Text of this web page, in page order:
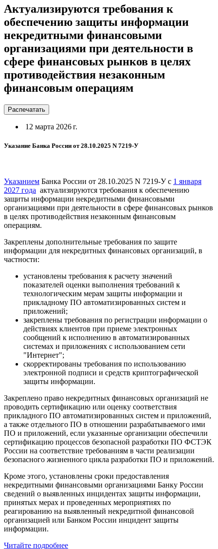
Актуализируются требования к
обеспечению защиты информации
некредитными финансовыми
организациями при деятельности в
сфере финансовых рынков в целях
противодействия незаконным
финансовым операциям
Распечатать
12 марта 2026 г.
Указание Банка России от 28.10.2025 N 7219-У
Указанием Банка России от 28.10.2025 N 7219-У с 1 января
2027 года актуализируются требования к обеспечению
защиты информации некредитными финансовыми
организациями при деятельности в сфере финансовых рынков
в целях противодействия незаконным финансовым
операциям.
Закреплены дополнительные требования по защите
информации для некредитных финансовых организаций, в
частности:
установлены требования к расчету значений
показателей оценки выполнения требований к
технологическим мерам защиты информации и
прикладному ПО автоматизированных систем и
приложений;
закреплены требования по регистрации информации о
действиях клиентов при приеме электронных
сообщений к исполнению в автоматизированных
системах и приложениях с использованием сети
"Интернет";
скорректированы требования по использованию
электронной подписи и средств криптографической
защиты информации.
Закреплено право некредитных финансовых организаций не
проводить сертификацию или оценку соответствия
прикладного ПО автоматизированных систем и приложений,
а также отдельного ПО в отношении разрабатываемого ими
ПО и приложений, если указанные организации обеспечили
сертификацию процессов безопасной разработки ПО ФСТЭК
России на соответствие требованиям в части реализации
безопасного жизненного цикла разработки ПО и приложений.
Кроме этого, установлены сроки предоставления
некредитными финансовыми организациями Банку России
сведений о выявленных инцидентах защиты информации,
принятых мерах и проведенных мероприятиях по
реагированию на выявленный некредитной финансовой
организацией или Банком России инцидент защиты
информации.
Читайте подробнее